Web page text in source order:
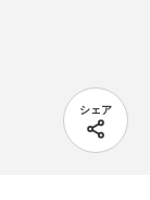
シェア